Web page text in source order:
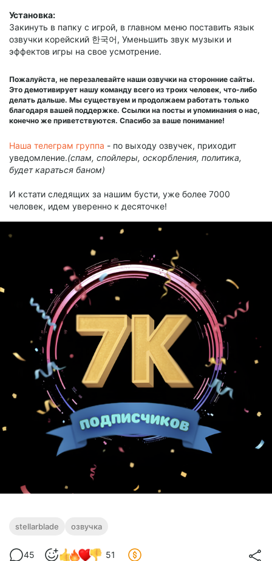
Установка:
Закинуть в папку с игрой, в главном меню поставить язык
озвучки корейский 한국어, Уменьшить звук музыки и
эффектов игры на свое усмотрение.
Пожалуйста, не перезалевайте наши озвучки на сторонние сайты.
Это демотивирует нашу команду всего из троих человек, что-либо
делать дальше. Мы существуем и продолжаем работать только
благодаря вашей поддержке. Ссылки на посты и упоминания о нас,
конечно же приветствуются. Спасибо за ваше понимание!
Наша телеграм группа - по выходу озвучек, приходит
уведомление.(спам, спойлеры, оскорбления, политика,
будет караться баном)
И кстати следящих за нашим бусти, уже более 7000
человек, идем уверенно к десяточке!
stellarblade озвучка
45 51